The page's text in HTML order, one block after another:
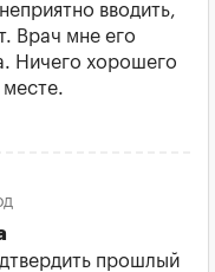
вводить,
Врач мне его
Ничего хорошего
прошлый